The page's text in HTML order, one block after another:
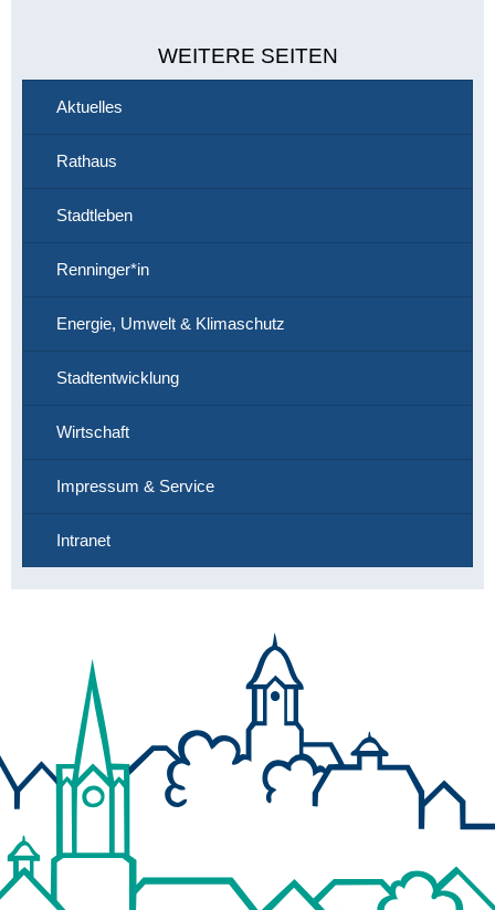
WEITERE SEITEN
Aktuelles
Rathaus
Stadtleben
Renninger*in
Energie, Umwelt & Klimaschutz
Stadtentwicklung
Wirtschaft
Impressum & Service
Intranet